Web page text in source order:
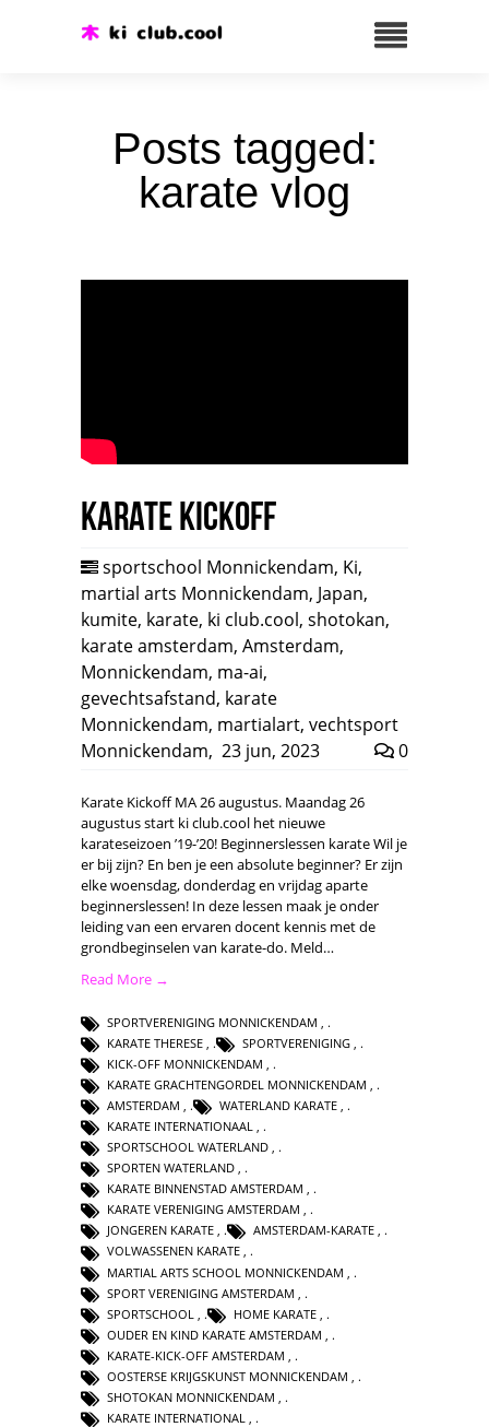
Posts tagged:
karate vlog
Karate Kickoff
sportschool Monnickendam, Ki,
martial arts Monnickendam, Japan,
kumite, karate, ki club.cool, shotokan,
karate amsterdam, Amsterdam,
Monnickendam, ma-ai,
gevechtsafstand, karate
Monnickendam, martialart, vechtsport
Monnickendam, 23 jun, 2023 0
Karate Kickoff MA 26 augustus. Maandag 26
augustus start ki club.cool het nieuwe
karateseizoen ’19-’20! Beginnerslessen karate Wil je
er bij zijn? En ben je een absolute beginner? Er zijn
elke woensdag, donderdag en vrijdag aparte
beginnerslessen! In deze lessen maak je onder
leiding van een ervaren docent kennis met de
grondbeginselen van karate-do. Meld…
Read More →
SPORTVERENIGING MONNICKENDAM
KARATE THERESE
SPORTVERENIGING
KICK-OFF MONNICKENDAM
KARATE GRACHTENGORDEL MONNICKENDAM
AMSTERDAM , WATERLAND KARATE ,
KARATE INTERNATIONAAL ,
SPORTSCHOOL WATERLAND ,
SPORTEN WATERLAND ,
KARATE BINNENSTAD AMSTERDAM ,
KARATE VERENIGING AMSTERDAM ,
JONGEREN KARATE , AMSTERDAM-KARATE ,
VOLWASSENEN KARATE ,
MARTIAL ARTS SCHOOL MONNICKENDAM
SPORT VERENIGING AMSTERDAM
SPORTSCHOOL
HOME KARATE
OUDER EN KIND KARATE AMSTERDAM
KARATE-KICK-OFF AMSTERDAM
OOSTERSE KRIJGSKUNST MONNICKENDAM
SHOTOKAN MONNICKENDAM
KARATE INTERNATIONAL